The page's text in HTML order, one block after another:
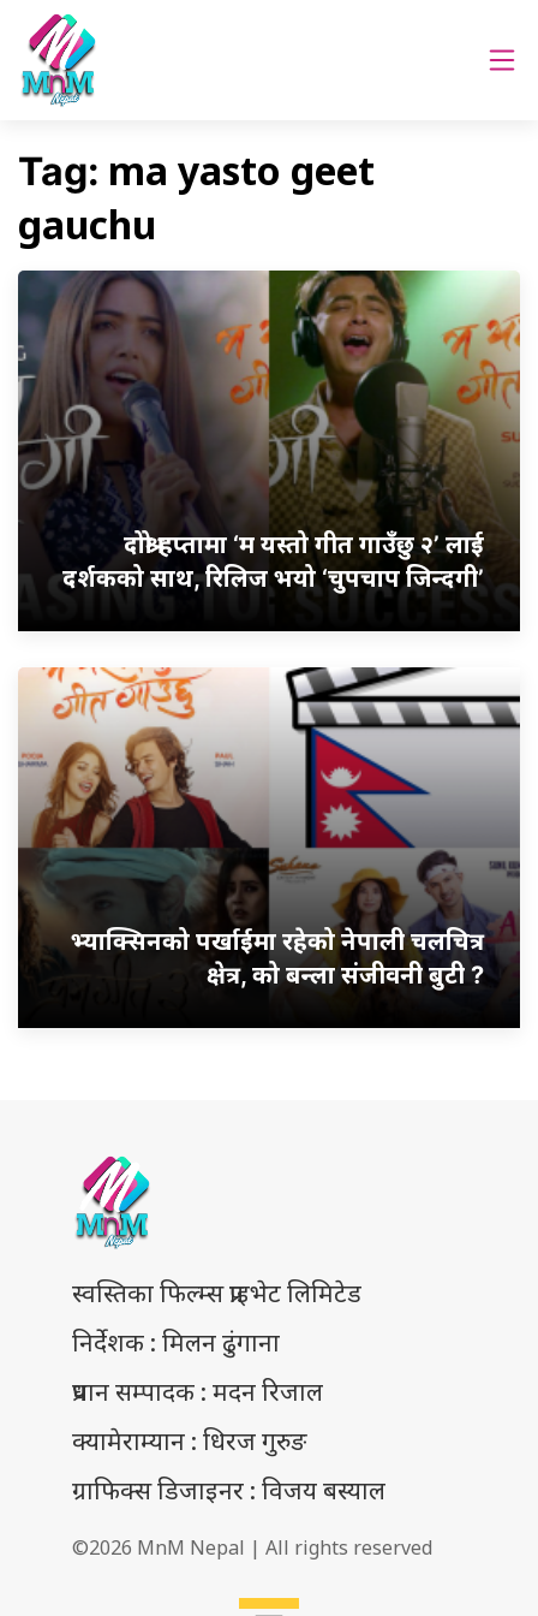
Tag: ma yasto geet
gauchu
दोश्रो हप्तामा ‘म यस्तो गीत गाउँछु २’ लाई
दर्शकको साथ, रिलिज भयो ‘चुपचाप जिन्दगी’
भ्याक्सिनको पर्खाईमा रहेको नेपाली चलचित्र
क्षेत्र, को बन्ला संजीवनी बुटी ?
स्वस्तिका फिल्म्स प्राइभेट लिमिटेड
निर्देशक : मिलन ढुंगाना
प्रधान सम्पादक : मदन रिजाल
क्यामेराम्यान : धिरज गुरुङ
ग्राफिक्स डिजाइनर : विजय बस्याल
©2026 MnM Nepal | All rights reserved